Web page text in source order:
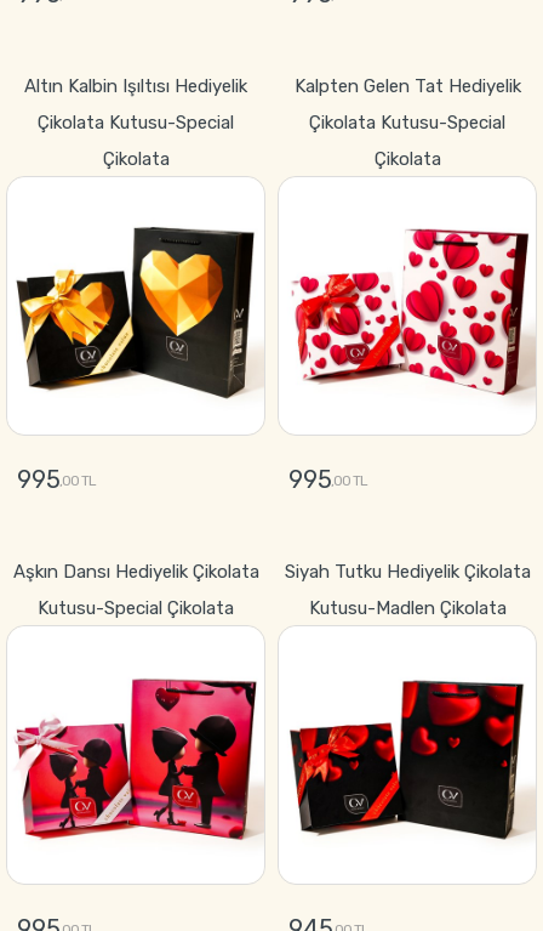
Altın Kalbin Işıltısı Hediyelik
Çikolata Kutusu-Special
Çikolata
995,00 TL
Kalpten Gelen Tat Hediyelik
Çikolata Kutusu-Special
Çikolata
995,00 TL
Aşkın Dansı Hediyelik Çikolata
Kutusu-Special Çikolata
Siyah Tutku Hediyelik Çikolata
Kutusu-Madlen Çikolata